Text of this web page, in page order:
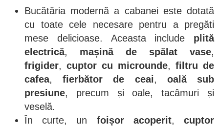
Bucătăria modernă a cabanei este dotată
cu toate cele necesare pentru a pregăti
mese delicioase. Aceasta include plită
electrică, mașină de spălat vase,
frigider, cuptor cu microunde, filtru de
cafea,fierbător de ceai, oală sub
presiune, precum și oale, tacâmuri și
veselă.
În curte, un foișor acoperit,cuptor